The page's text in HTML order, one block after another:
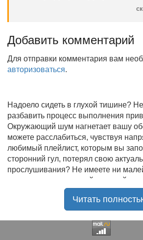
Добавить комментарий
Для отправки комментария вам
авторизоваться.
Надоело сидеть в глухой тишине?
разбавить процесс выполнения
Окружающий шум нагнетает вашу
можете расслабиться, чувствуя
любимый плейлист, которым вы
сторонний гул, потерял свою
прослушивания? Не имеете ни
представления, где найти новый
на замену старому? В таком случае
радостью приветствует своих
Читать